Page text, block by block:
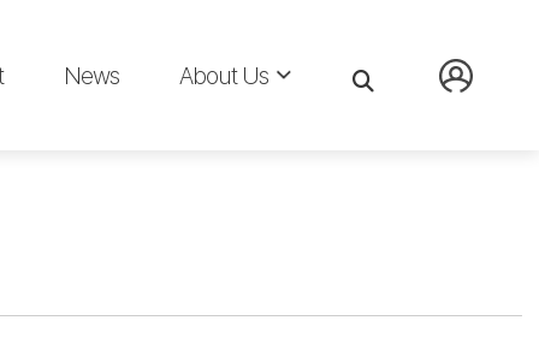
News About Us